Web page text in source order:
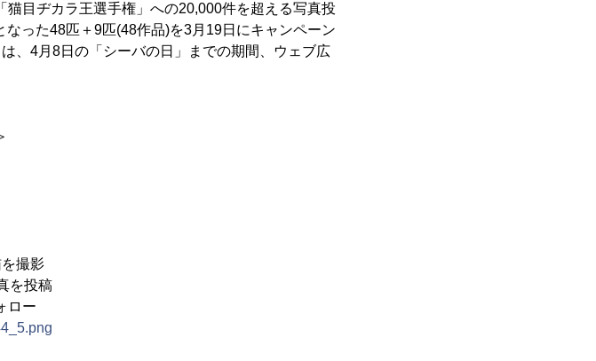
目ヂカラ王選手権」への20,000件を超える写真投
った48匹＋9匹(48作品)を3月19日にキャンペーン
、4月8日の「シーバの日」までの期間、ウェブ広
撮影
を投稿
ロー